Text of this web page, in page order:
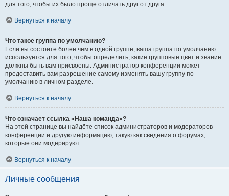
для того, чтобы их было проще отличать друг от друга.
Вернуться к началу
Что такое группа по умолчанию?
Если вы состоите более чем в одной группе, ваша группа по умолчанию
используется для того, чтобы определить, какие групповые цвет и звание
должны быть вам присвоены. Администратор конференции может
предоставить вам разрешение самому изменять вашу группу по
умолчанию в личном разделе.
Вернуться к началу
Что означает ссылка «Наша команда»?
На этой странице вы найдёте список администраторов и модераторов
конференции и другую информацию, такую как сведения о форумах,
которые они модерируют.
Вернуться к началу
Личные сообщения